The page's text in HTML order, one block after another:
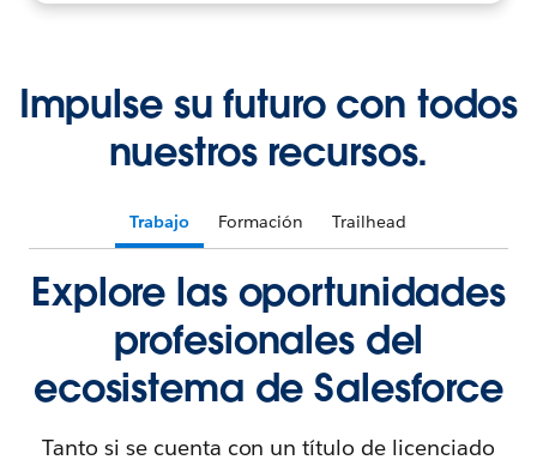
Impulse su futuro con todos
nuestros recursos.
Trabajo Formación Trailhead
Explore las oportunidades
profesionales del
ecosistema de Salesforce
Tanto si se cuenta con un título de licenciado